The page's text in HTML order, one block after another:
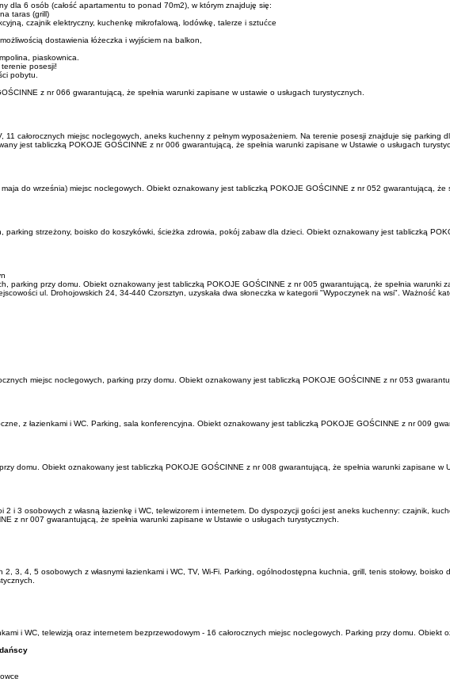
dla 6 osób (całość apartamentu to ponad 70m2), w którym znajduję się:
taras (grill)
czajnik elektryczny, kuchenkę mikrofalową, lodówkę, talerze i sztućce
dostawienia łóżeczka i wyjściem na balkon,
piaskownica.
posesji!
pobytu.
z nr 066 gwarantującą, że spełnia warunki zapisane w ustawie o usługach turystycznych.
11 całorocznych miejsc noclegowych, aneks kuchenny z pełnym wyposażeniem. Na terenie posesji znajduje się
jest tabliczką POKOJE GOŚCINNE z nr 006 gwarantującą, że spełnia warunki zapisane w Ustawie o usługach
do września) miejsc noclegowych. Obiekt oznakowany jest tabliczką POKOJE GOŚCINNE z nr 052 gwarantującą, że
parking strzeżony, boisko do koszykówki, ścieżka zdrowia, pokój zabaw dla dzieci. Obiekt oznakowany jest tabliczką
parking przy domu. Obiekt oznakowany jest tabliczką POKOJE GOŚCINNE z nr 005 gwarantującą, że spełnia warunki
ul. Drohojowskich 24, 34-440 Czorsztyn, uzyskała dwa słoneczka w kategorii "Wypoczynek na wsi". Ważność
miejsc noclegowych, parking przy domu. Obiekt oznakowany jest tabliczką POKOJE GOŚCINNE z nr 053
z łazienkami i WC. Parking, sala konferencyjna. Obiekt oznakowany jest tabliczką POKOJE GOŚCINNE z nr 009
domu. Obiekt oznakowany jest tabliczką POKOJE GOŚCINNE z nr 008 gwarantującą, że spełnia warunki zapisane w
2 i 3 osobowych z własną łazienkę i WC, telewizorem i internetem. Do dyspozycji gości jest aneks kuchenny: czajnik,
z nr 007 gwarantującą, że spełnia warunki zapisane w Ustawie o usługach turystycznych.
2, 3, 4, 5 osobowych z własnymi łazienkami i WC, TV, Wi-Fi. Parking, ogólnodostępna kuchnia, grill, tenis stołowy,
i WC, telewizją oraz internetem bezprzewodowym - 16 całorocznych miejsc noclegowych. Parking przy domu.